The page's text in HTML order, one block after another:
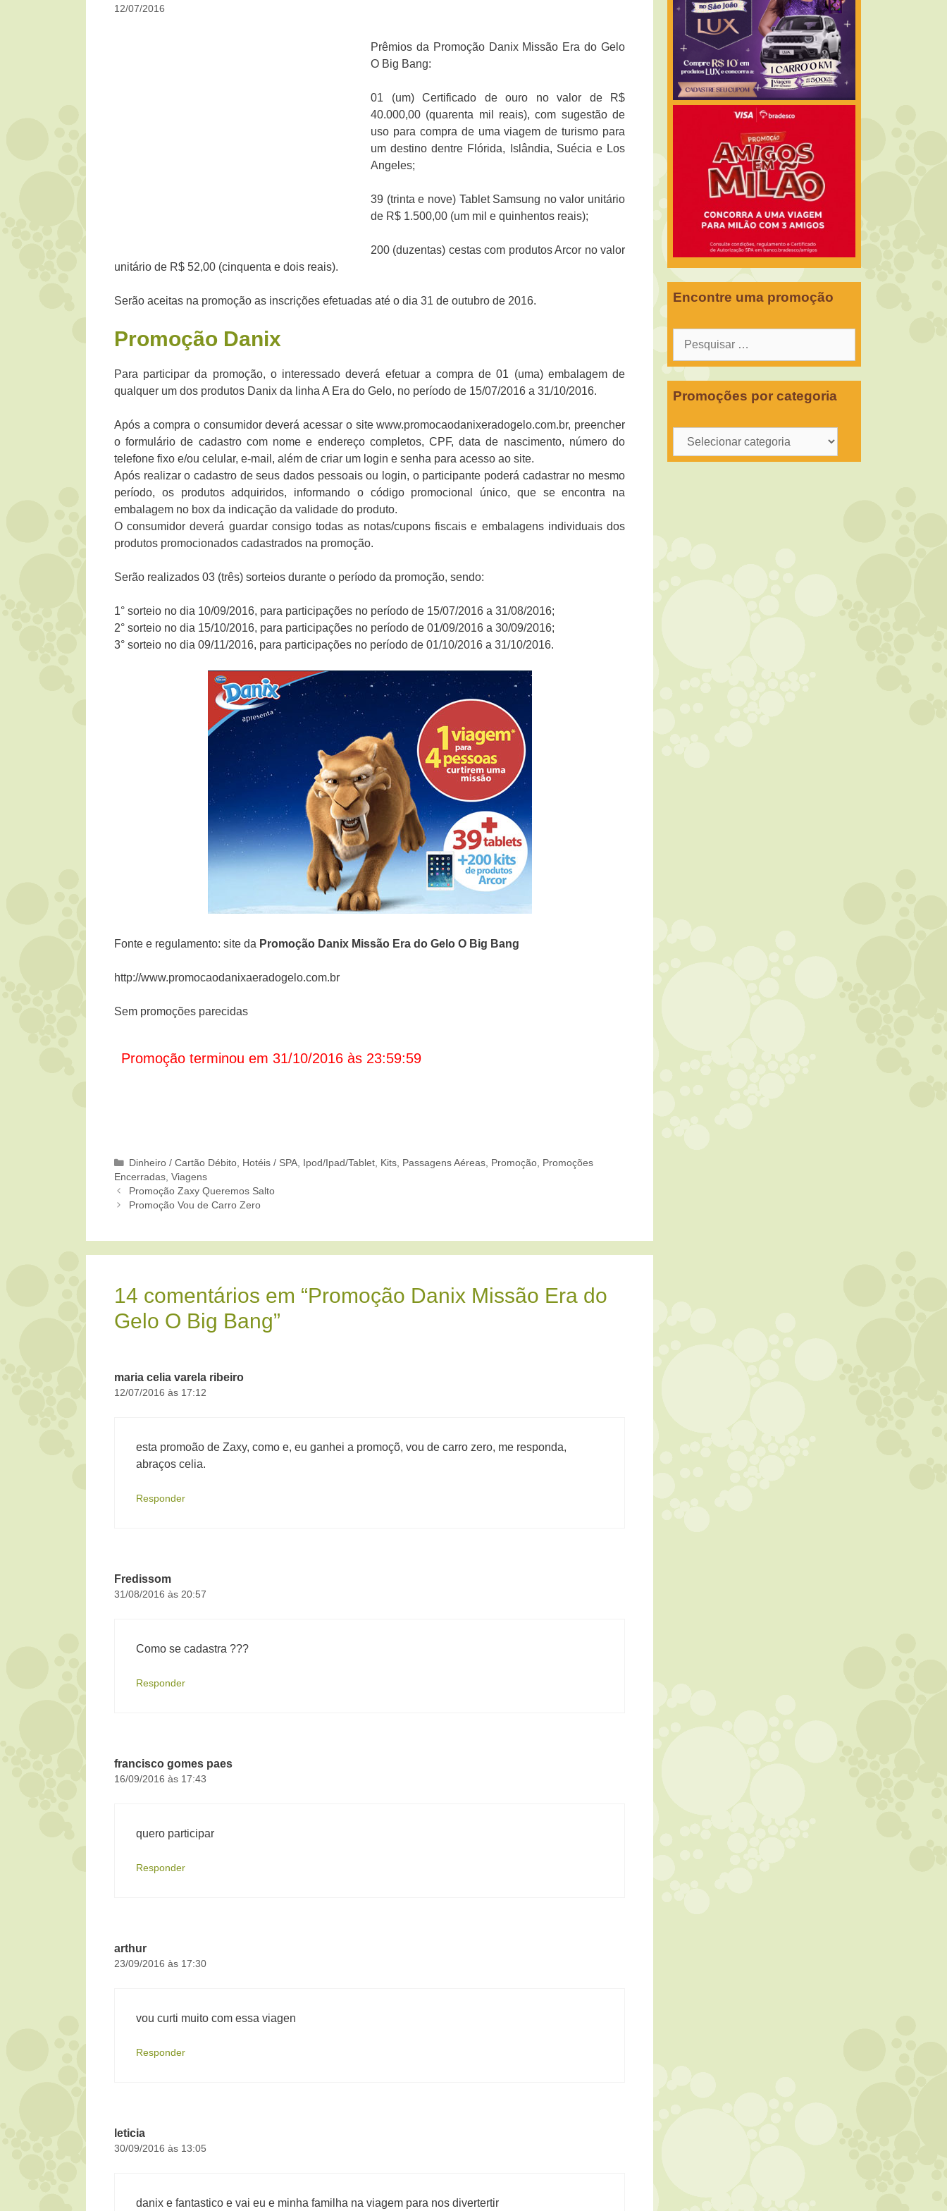
12/07/2016
Prêmios da Promoção Danix Missão Era do Gelo
O Big Bang:
01 (um) Certificado de ouro no valor de R$
40.000,00 (quarenta mil reais), com sugestão de
uso para compra de uma viagem de turismo para
um destino dentre Flórida, Islândia, Suécia e Los
Angeles;
39 (trinta e nove) Tablet Samsung no valor unitário
de R$ 1.500,00 (um mil e quinhentos reais);
200 (duzentas) cestas com produtos Arcor no valor
unitário de R$ 52,00 (cinquenta e dois reais).
Serão aceitas na promoção as inscrições efetuadas até o dia 31 de outubro de 2016.
Promoção Danix
Para participar da promoção, o interessado deverá efetuar a compra de 01 (uma) embalagem de
qualquer um dos produtos Danix da linha A Era do Gelo, no período de 15/07/2016 a 31/10/2016.
Após a compra o consumidor deverá acessar o site www.promocaodanixeradogelo.com.br, preencher
o formulário de cadastro com nome e endereço completos, CPF, data de nascimento, número do
telefone fixo e/ou celular, e-mail, além de criar um login e senha para acesso ao site.
Após realizar o cadastro de seus dados pessoais ou login, o participante poderá cadastrar no mesmo
período, os produtos adquiridos, informando o código promocional único, que se encontra na
embalagem no box da indicação da validade do produto.
O consumidor deverá guardar consigo todas as notas/cupons fiscais e embalagens individuais dos
produtos promocionados cadastrados na promoção.
Serão realizados 03 (três) sorteios durante o período da promoção, sendo:
1° sorteio no dia 10/09/2016, para participações no período de 15/07/2016 a 31/08/2016;
2° sorteio no dia 15/10/2016, para participações no período de 01/09/2016 a 30/09/2016;
3° sorteio no dia 09/11/2016, para participações no período de 01/10/2016 a 31/10/2016.
Fonte e regulamento: site da Promoção Danix Missão Era do Gelo O Big Bang
http://www.promocaodanixaeradogelo.com.br
Sem promoções parecidas
Promoção terminou em 31/10/2016 às 23:59:59
Categorias
Dinheiro / Cartão Débito Hotéis / SPA Ipod/Ipad/Tablet Kits Passagens Aéreas Promoção Promoções
Encerradas Viagens
Promoção Zaxy Queremos Salto
Promoção Vou de Carro Zero
14 comentários em “Promoção Danix Missão Era do
Gelo O Big Bang”
maria celia varela ribeiro
12/07/2016 às 17:12
esta promoão de Zaxy, como e, eu ganhei a promoçõ, vou de carro zero, me responda,
abraços celia.
Responder
Fredissom
31/08/2016 às 20:57
Como se cadastra ???
Responder
francisco gomes paes
16/09/2016 às 17:43
quero participar
Responder
arthur
23/09/2016 às 17:30
vou curti muito com essa viagen
Responder
leticia
30/09/2016 às 13:05
danix e fantastico e vai eu e minha familha na viagem para nos divertertir
Encontre uma promoção
Pesquisar
Promoções por categoria
Promoções
por